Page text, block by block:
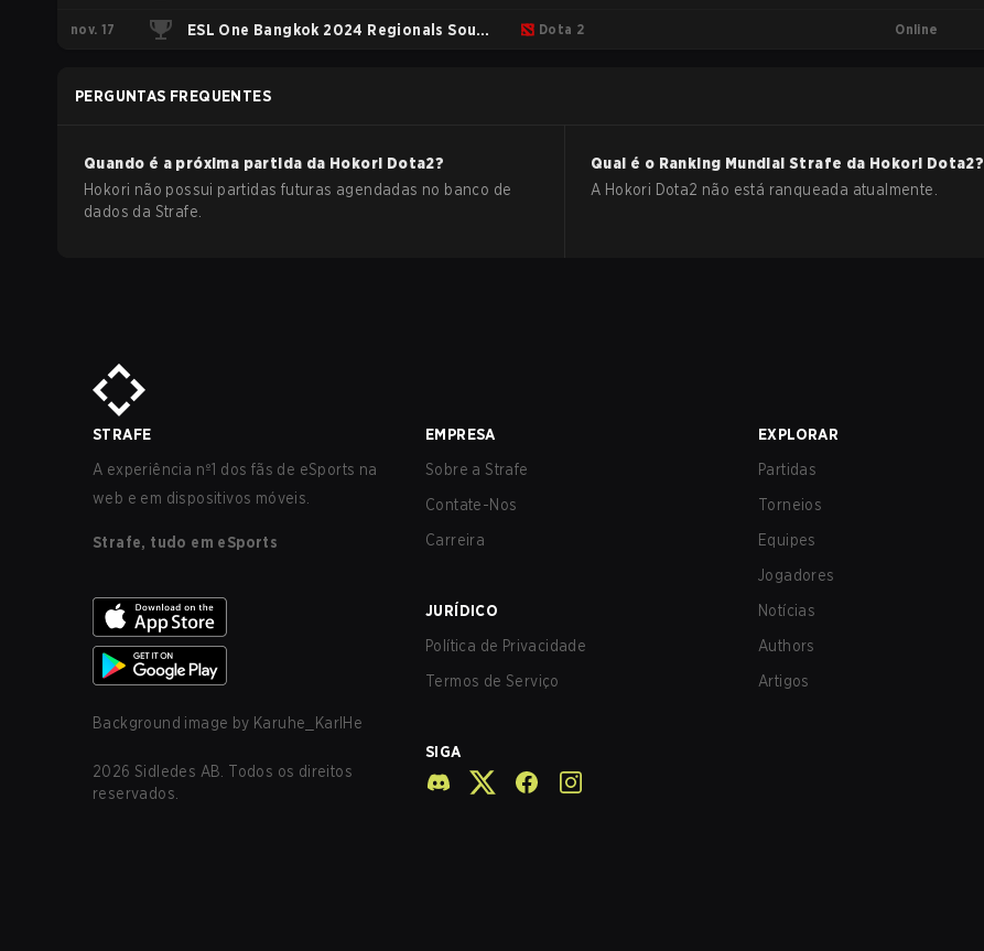
PLAYGROUND Belgrade 2025 Regional
nov. 17 ESL One Bangkok 2024 Regionals South Dota 2 Online
PERGUNTAS FREQUENTES
Quando é a próxima partida da Hokori Dota2?
Hokori não possui partidas futuras agendadas no banco de
dados da Strafe.
Qual é o Ranking Mundial Strafe da Hokori Dota2?
A Hokori Dota2 não está ranqueada atualmente.
STRAFE
A experiência nº1 dos fãs de eSports na
web e em dispositivos móveis.
Strafe, tudo em eSports
Background image by Karuhe_KarlHe
2026 Sidledes AB. Todos os direitos
reservados.
EMPRESA
Sobre a Strafe
Contate-Nos
Carreira
JURÍDICO
Política de Privacidade
Termos de Serviço
SIGA
EXPLORAR
Partidas
Torneios
Equipes
Jogadores
Notícias
Authors
Artigos